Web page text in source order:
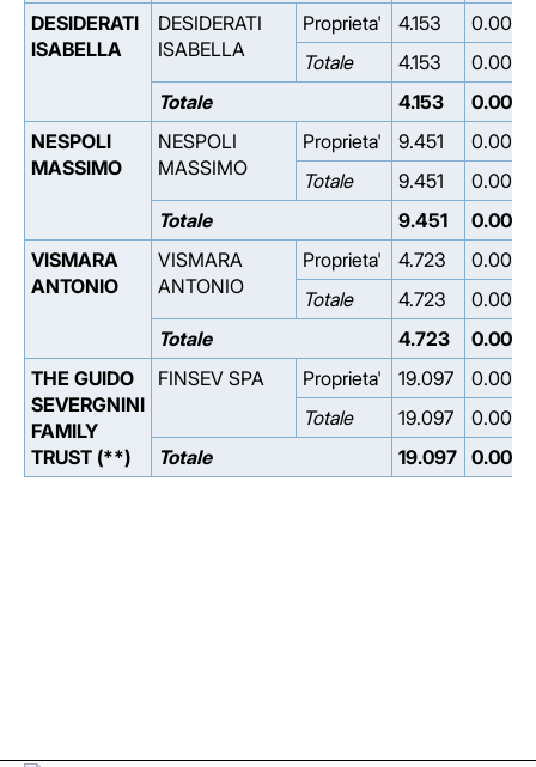
DESIDERATI
ISABELLA
DESIDERATI
ISABELLA
Proprieta' 4.153
0.000
Totale
4.153
0.000
Totale
4.153
0.000
NESPOLI
MASSIMO
NESPOLI
MASSIMO
Proprieta' 9.451
0.000
Totale
9.451
0.000
Totale
9.451
0.000
VISMARA
ANTONIO
VISMARA
ANTONIO
Proprieta' 4.723
0.000
Totale
4.723
0.000
Totale
4.723
0.000
THE GUIDO
SEVERGNINI
FAMILY
TRUST (**)
FINSEV SPA Proprieta' 19.097
0.000
Totale
19.097
0.000
Totale
19.097 0.000